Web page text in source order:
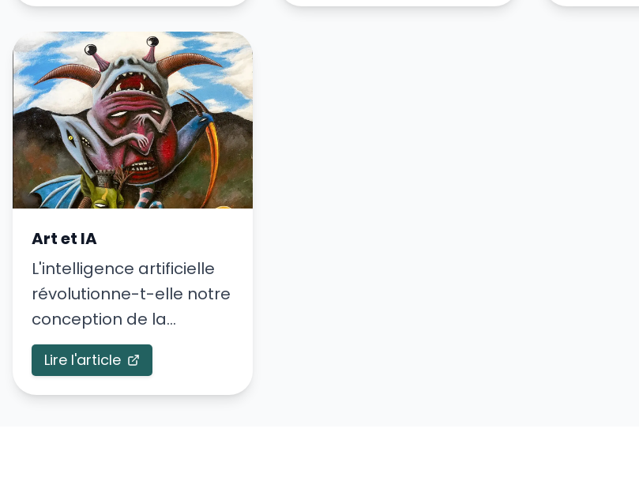
Art et IA
L'intelligence artificielle
révolutionne-t-elle notre
conception de la
créativité?
Lire l'article